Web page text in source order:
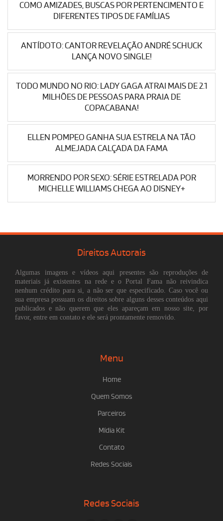
COMO AMIZADES, BUSCAS POR PERTENCIMENTO E
DIFERENTES TIPOS DE FAMÍLIAS
ANTÍDOTO: CANTOR REVELAÇÃO ANDRÉ SCHUCK
LANÇA NOVO SINGLE!
TODO MUNDO NO RIO: LADY GAGA ATRAI MAIS DE 2.1
MILHÕES DE PESSOAS PARA PRAIA DE
COPACABANA!
ELLEN POMPEO GANHA SUA ESTRELA NA TÃO
ALMEJADA CALÇADA DA FAMA
MORRENDO POR SEXO: SÉRIE ESTRELADA POR
MICHELLE WILLIAMS CHEGA AO DISNEY+
Direitos Autorais
Algumas imagens e vídeos aqui presentes são reproduções de
materiais já existentes na rede e o Portal Fama não reivindica
nenhum crédito para si, a não ser que especificado. Caso você ou
sua empresa possuam os direitos sobre alguns desses conteúdos aqui
publicados e não querem que eles apareçam em nosso site, por
favor, entre em contato e ele será prontamente removido.
Menu
Home
Quem Somos
Parceiros
Mídia Kit
Contato
Redes Sociais
Redes Sociais